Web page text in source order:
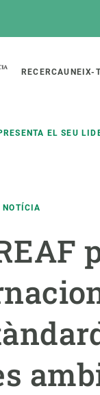
Main
RECERCAUNEIX-
EL SEU
NOTÍCIA
Biodiversitat
Canvi global
Temes
Synthesis